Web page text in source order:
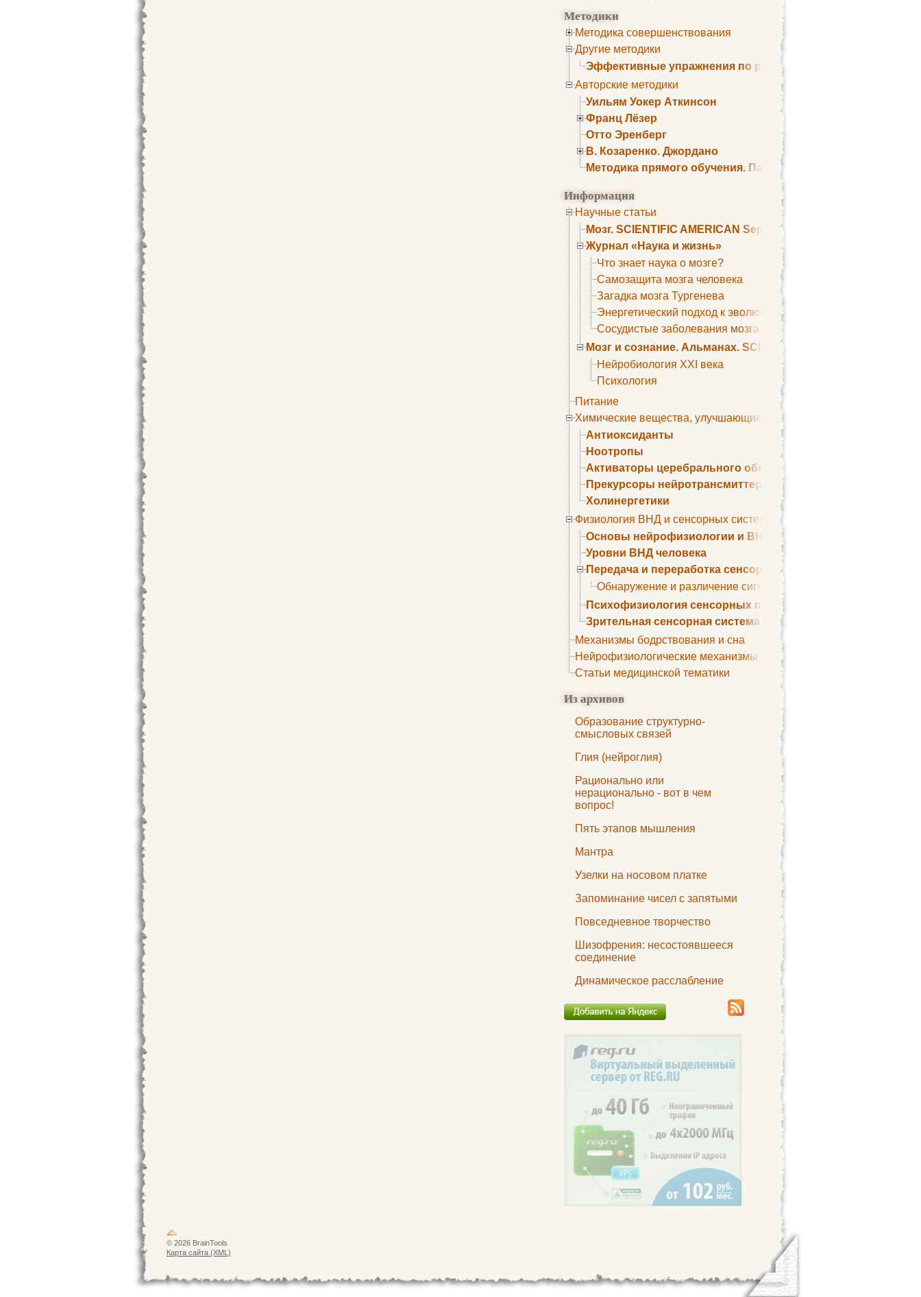
Методики
Методика совершенствования
Другие методики
Эффективные упражнения по развитию памяти
Авторские методики
Уильям Уокер Аткинсон
Франц Лёзер
Отто Эренберг
В. Козаренко. Джордано
Методика прямого обучения. Пауль Шелли
Информация
Научные статьи
Мозг. SCIENTIFIC AMERICAN September 1979
Журнал «Наука и жизнь»
Что знает наука о мозге?
Самозащита мозга человека
Загадка мозга Тургенева
Энергетический подход к эволюции мозга
Сосудистые заболевания мозга. Все может начаться с
Мозг и сознание. Альманах. SCIENTIFIC AMERICAN
Нейробиология XXI века
Психология
Питание
Химические вещества, улучшающие умственные способности
Антиоксиданты
Ноотропы
Активаторы церебрального обмена веществ
Прекурсоры нейротрансмиттеров
Холинергетики
Физиология ВНД и сенсорных систем
Основы нейрофизиологии и ВНД
Уровни ВНД человека
Передача и переработка сенсорных сигналов
Обнаружение и различение сигналов. Сенсорная рецепция
Психофизиология сенсорных процессов
Зрительная сенсорная система
Механизмы бодрствования и сна
Нейрофизиологические механизмы сна
Статьи медицинской тематики
Из архивов
Образование структурно-
смысловых связей
Глия (нейроглия)
Рационально или
нерационально - вот в чем
вопрос!
Пять этапов мышления
Мантра
Узелки на носовом платке
Запоминание чисел с запятыми
Повседневное творчество
Шизофрения: несостоявшееся
соединение
Динамическое расслабление
© 2026 BrainTools
Карта сайта (XML)